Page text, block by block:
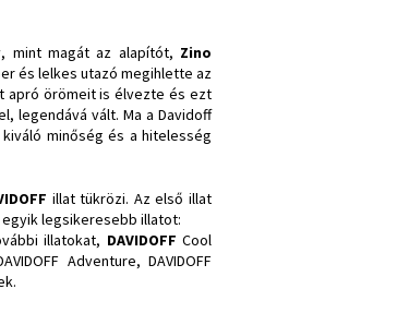
mint magát az alapítót, Zino
és lelkes utazó megihlette az
apró örömeit is élvezte és ezt
legendává vált. Ma a Davidoff
minőség és a hitelesség
illat tükrözi. Az első illat
legsikeresebb illatot:
illatokat, DAVIDOFFCool
Adventure, DAVIDOFF